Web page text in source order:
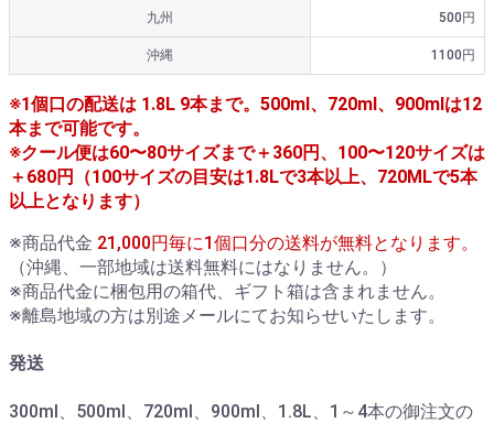
九州 500円
沖縄 1100円
※1個口の配送は 1.8L 9本まで。500ml、720ml、900mlは12
本まで可能です。
※クール便は60〜80サイズまで＋360円、100〜120サイズは
＋680円（100サイズの目安は1.8Lで3本以上、720MLで5本
以上となります）
※商品代金 21,000円毎に1個口分の送料が無料となります。
（沖縄、一部地域は送料無料にはなりません。）
※商品代金に梱包用の箱代、ギフト箱は含まれません。
※離島地域の方は別途メールにてお知らせいたします。
発送
300ml、500ml、720ml、900ml、1.8L、1～4本の御注文の